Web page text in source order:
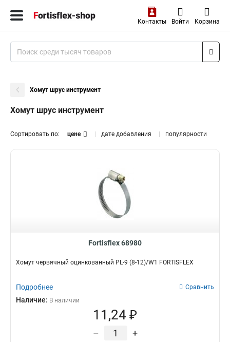
Контакты Войти Корзина
Хомут шрус инструмент
Хомут шрус инструмент
Сортировать по: цене дате добавления популярности
Fortisflex 68980
Хомут червячный оцинкованный PL-9 (8-12)/W1 FORTISFLEX
Подробнее Сравнить
Наличие: В наличии
11,24 ₽
– +